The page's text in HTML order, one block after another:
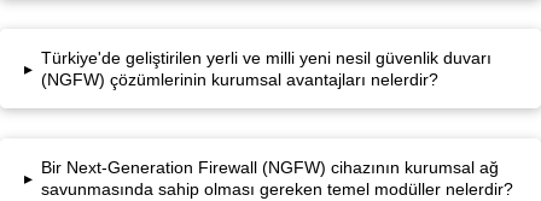
▸
Türkiye'de geliştirilen yerli ve milli yeni nesil güvenlik duvarı
(NGFW) çözümlerinin kurumsal avantajları nelerdir?
▸
Bir Next-Generation Firewall (NGFW) cihazının kurumsal ağ
savunmasında sahip olması gereken temel modüller nelerdir?